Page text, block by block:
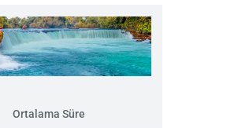
Ortalama Süre